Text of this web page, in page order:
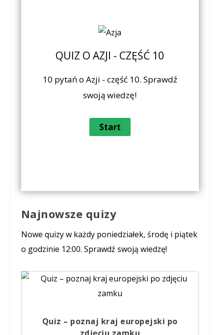
QUIZ O AZJI - CZĘŚĆ 10
10 pytań o Azji - część 10. Sprawdź
swoją wiedzę!
Najnowsze quizy
Nowe quizy w każdy poniedziałek, środę i piątek
o godzinie 12:00. Sprawdź swoją wiedzę!
Quiz – poznaj kraj europejski po